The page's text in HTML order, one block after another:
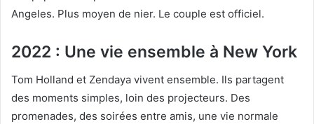
Angeles. Plus moyen de nier. Le couple est officiel.
2022 : Une vie ensemble à New York
Tom Holland et Zendaya vivent ensemble. Ils partagent
des moments simples, loin des projecteurs. Des
promenades, des soirées entre amis, une vie normale